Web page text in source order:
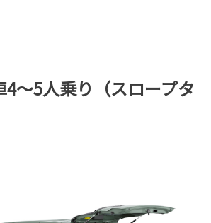
～5人乗り（スロープタ